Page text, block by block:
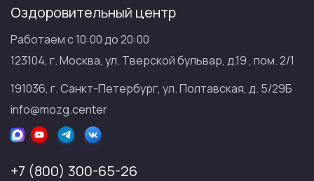
Оздоровительный центр
Работаем с 10:00 до 20:00
123104, г. Москва, ул. Тверской бульвар, д.19 , пом. 2/1
191036, г. Санкт-Петербург, ул. Полтавская, д. 5/29Б
info@mozg.center
+7 (800) 300-65-26